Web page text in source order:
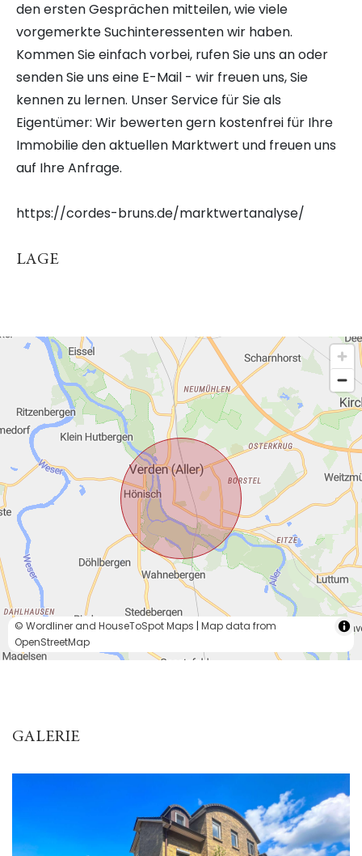
den ersten Gesprächen mitteilen, wie viele
vorgemerkte Suchinteressenten wir haben.
Kommen Sie einfach vorbei, rufen Sie uns an oder
senden Sie uns eine E-Mail - wir freuen uns, Sie
kennen zu lernen. Unser Service für Sie als
Eigentümer: Wir bewerten gern kostenfrei für Ihre
Immobilie den aktuellen Marktwert und freuen uns
auf Ihre Anfrage.
https://cordes-bruns.de/marktwertanalyse/
LAGE
© Wordliner and HouseToSpot Maps | Map data from
OpenStreetMap
GALERIE